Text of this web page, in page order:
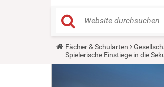
Y
u
Fächer & Schularten
Spielerische Einstiege in die